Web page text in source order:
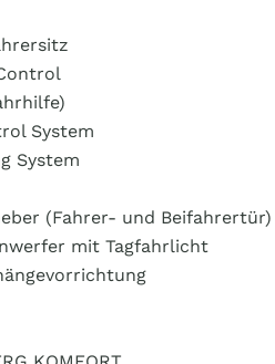
System
System
(Fahrer- und Beifahrertür)
mit Tagfahrlicht